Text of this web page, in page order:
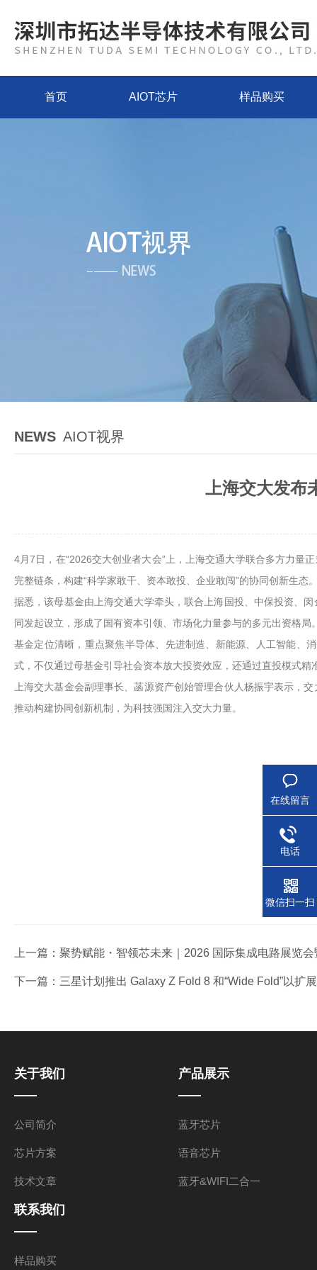
首页 AIOT芯片 样品购买
NEWS AIOT视界
上海交大发布
4月7日，在“2026交大创业者大会”上，上海交通大学联合多方力量
完整链条，构建“科学家敢干、资本敢投、企业敢闯”的协同创新生
据悉，该母基金由上海交通大学牵头，联合上海国投、中保投资、
同发起设立，形成了国有资本引领、市场化力量参与的多元出资格局
基金定位清晰，重点聚焦半导体、先进制造、新能源、人工智能、
式，不仅通过母基金引导社会资本放大投资效应，还通过直投模式
上海交大基金会副理事长、菡源资产创始管理合伙人杨振宇表示，
推动构建协同创新机制，为科技强国注入交大力量。
上一篇： 聚势赋能・智领芯未来｜2026 国际集成电路展览
下一篇： 三星计划推出 Galaxy Z Fold 8 和“Wide Fold”以扩
关于我们
公司简介
芯片方案
技术文章
产品展示
蓝牙芯片
语音芯片
蓝牙&WIFI二合一
联系我们
样品购买
在线留言
电话
微信扫一扫